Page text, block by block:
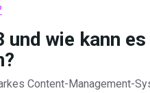
und wie kann
Content-Management-